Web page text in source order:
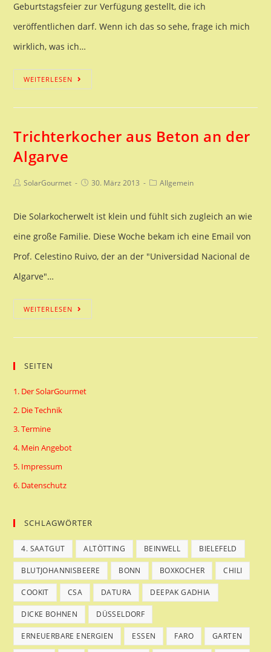
Geburtstagsfeier zur Verfügung gestellt, die ich
veröffentlichen darf. Wenn ich das so sehe, frage ich mich
wirklich, was ich…
WEITERLESEN
Algarve
Trichterkocher aus Beton an der
Algarve
Beitrags-
SolarGourmet
Beitrag
30. März 2013
Beitrags-
Allgemein
Die Solarkocherwelt ist klein und fühlt sich zugleich an wie
eine große Familie. Diese Woche bekam ich eine Email von
Prof. Celestino Ruivo, der an der "Universidad Nacional de
Algarve"…
WEITERLESEN
SEITEN
1. Der SolarGourmet
2. Die Technik
3. Termine
4. Mein Angebot
5. Impressum
6. Datenschutz
SCHLAGWÖRTER
4. SAATGUT ALTÖTTING BEINWELL BIELEFELD
BLUTJOHANNISBEERE BONN BOXKOCHER CHILI
COOKIT CSA DATURA DEEPAK GADHIA
DICKE BOHNEN DÜSSELDORF
ERNEUERBARE ENERGIEN ESSEN FARO GARTEN